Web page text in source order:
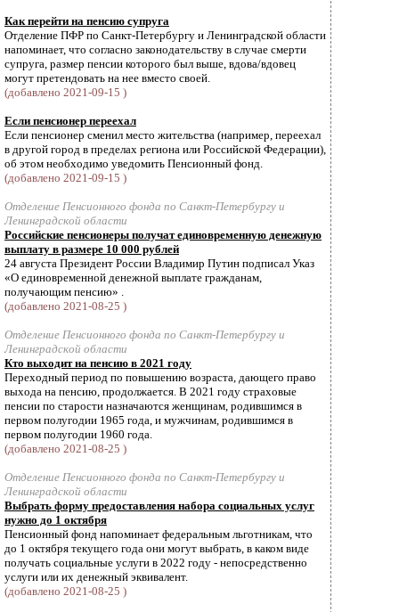
Как перейти на пенсию супруга
Отделение ПФР по Санкт-Петербургу и Ленинградской области
напоминает, что согласно законодательству в случае смерти
супруга, размер пенсии которого был выше, вдова/вдовец
могут претендовать на нее вместо своей.
(добавлено 2021-09-15 )
Если пенсионер переехал
Если пенсионер сменил место жительства (например, переехал
в другой город в пределах региона или Российской Федерации),
об этом необходимо уведомить Пенсионный фонд.
(добавлено 2021-09-15 )
Отделение Пенсионного фонда по Санкт-Петербургу и
Ленинградской области
Российские пенсионеры получат единовременную денежную
выплату в размере 10 000 рублей
24 августа Президент России Владимир Путин подписал Указ
«О единовременной денежной выплате гражданам,
получающим пенсию» .
(добавлено 2021-08-25 )
Отделение Пенсионного фонда по Санкт-Петербургу и
Ленинградской области
Кто выходит на пенсию в 2021 году
Переходный период по повышению возраста, дающего право
выхода на пенсию, продолжается. В 2021 году страховые
пенсии по старости назначаются женщинам, родившимся в
первом полугодии 1965 года, и мужчинам, родившимся в
первом полугодии 1960 года.
(добавлено 2021-08-25 )
Отделение Пенсионного фонда по Санкт-Петербургу и
Ленинградской области
Выбрать форму предоставления набора социальных услуг
нужно до 1 октября
Пенсионный фонд напоминает федеральным льготникам, что
до 1 октября текущего года они могут выбрать, в каком виде
получать социальные услуги в 2022 году - непосредственно
услуги или их денежный эквивалент.
(добавлено 2021-08-25 )